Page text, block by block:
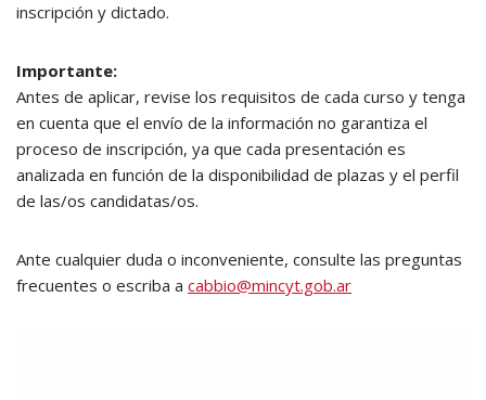
inscripción y dictado.
Importante:
Antes de aplicar, revise los requisitos de cada curso y tenga
en cuenta que el envío de la información no garantiza el
proceso de inscripción, ya que cada presentación es
analizada en función de la disponibilidad de plazas y el perfil
de las/os candidatas/os.
Ante cualquier duda o inconveniente, consulte las preguntas
frecuentes o escriba a cabbio@mincyt.gob.ar